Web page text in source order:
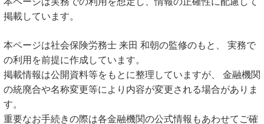
掲載しています。
本ページは社会保険労務士 来田 和朝の監修のもと、 実務で
の利用を前提に作成しています。
掲載情報は公開資料等をもとに整理していますが、 金融機関
の統廃合や名称変更等により内容が変更される場合がありま
す。
重要なお手続きの際は各金融機関の公式情報もあわせてご確